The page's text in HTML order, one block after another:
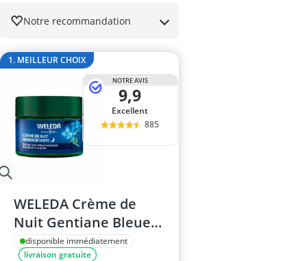
Notre recommandation
1. MEILLEUR CHOIX
NOTRE AVIS
9,9
Excellent
885
WELEDA Crème de
Nuit Gentiane Bleue
et Edelweiss 40 ml
disponible immédiatement
livraison gratuite